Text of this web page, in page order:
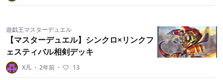
遊戯王マスターデュエル
【マスターデュエル】シンクロ×リンクフ
ェスティバル相剣デッキ
X凡 ・ 2年前 ・ 13